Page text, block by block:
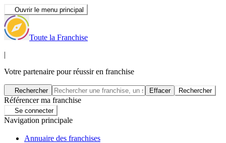
Ouvrir le menu principal
Toute la Franchise
|
Votre partenaire pour réussir en franchise
Rechercher Effacer Rechercher
Référencer ma franchise
Se connecter
Navigation principale
Annuaire des franchises